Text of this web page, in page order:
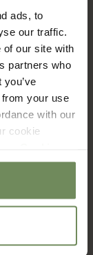
ads, to
our traffic.
of our site with
partners who
your use
with our
cookie